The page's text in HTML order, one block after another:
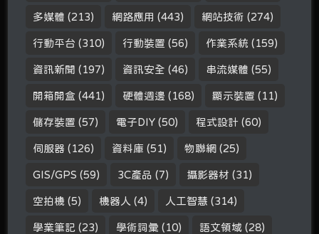
多媒體 (213) 網路應用 (443) 網站技術 (274)
行動平台 (310) 行動裝置 (56) 作業系統 (159)
資訊新聞 (197) 資訊安全 (46) 串流媒體 (55)
開箱開盒 (441) 硬體週邊 (168) 顯示裝置 (11)
儲存裝置 (57) 電子DIY (50) 程式設計 (60)
伺服器 (126) 資料庫 (51) 物聯網 (25)
GIS/GPS (59) 3C產品 (7) 攝影器材 (31)
空拍機 (5) 機器人 (4) 人工智慧 (314)
學業筆記 (23) 學術詞彙 (10) 語文領域 (28)